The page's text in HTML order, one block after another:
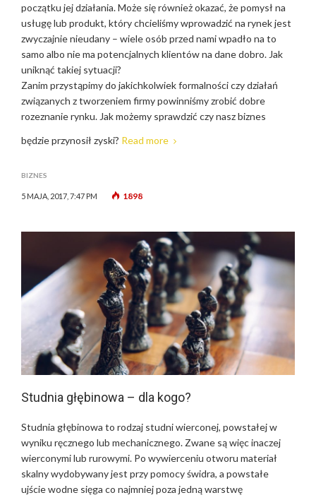
początku jej działania. Może się również okazać, że pomysł na
usługę lub produkt, który chcieliśmy wprowadzić na rynek jest
zwyczajnie nieudany – wiele osób przed nami wpadło na to
samo albo nie ma potencjalnych klientów na dane dobro. Jak
uniknąć takiej sytuacji?
Zanim przystąpimy do jakichkolwiek formalności czy działań
związanych z tworzeniem firmy powinniśmy zrobić dobre
rozeznanie rynku. Jak możemy sprawdzić czy nasz biznes
będzie przynosił zyski? Read more
BIZNES
5 MAJA, 2017, 7:47 PM 1898
Studnia głębinowa – dla kogo?
Studnia głębinowa to rodzaj studni wierconej, powstałej w
wyniku ręcznego lub mechanicznego. Zwane są więc inaczej
wierconymi lub rurowymi. Po wywierceniu otworu materiał
skalny wydobywany jest przy pomocy świdra, a powstałe
ujście wodne sięga co najmniej poza jedną warstwę